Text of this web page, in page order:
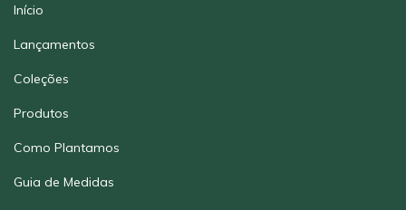
Início
Lançamentos
Coleções
Produtos
Como Plantamos
Guia de Medidas